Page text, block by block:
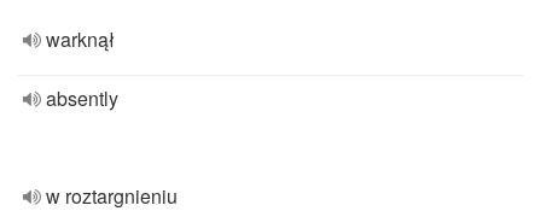
warknął
absently
w roztargnieniu